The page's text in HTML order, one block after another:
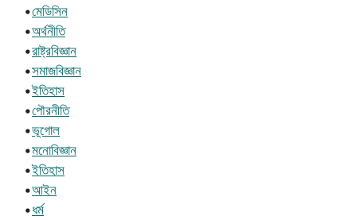
•মেডিসিন
•অর্থনীতি
•রাষ্ট্রবিজ্ঞান
•সমাজবিজ্ঞান
•ইতিহাস
•পৌরনীতি
•ভূগোল
•মনোবিজ্ঞান
•ইতিহাস
•আইন
•ধর্ম